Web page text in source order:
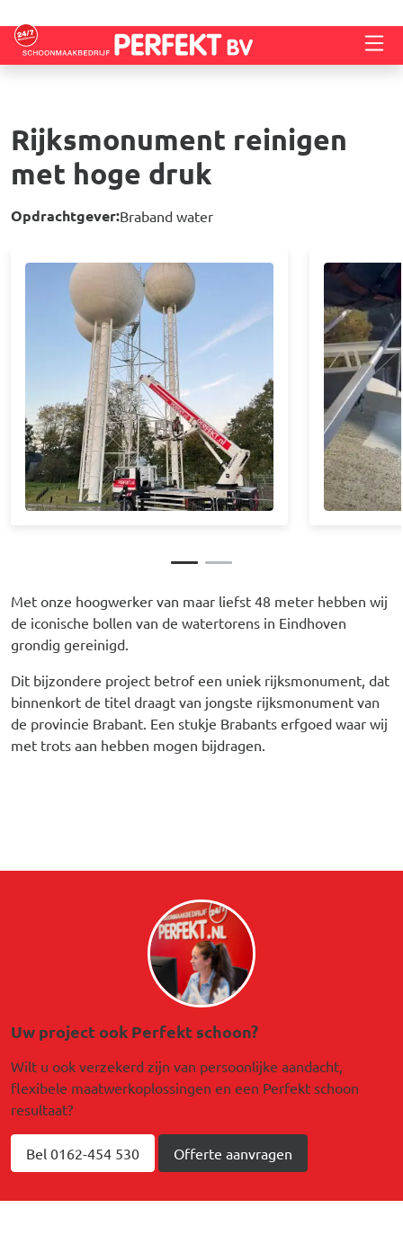
Rijksmonument reinigen
met hoge druk
Opdrachtgever:Braband water
Afbeelding Afbeelding
Met onze hoogwerker van maar liefst 48 meter hebben wij
de iconische bollen van de watertorens in Eindhoven
grondig gereinigd.
Dit bijzondere project betrof een uniek rijksmonument, dat
binnenkort de titel draagt van jongste rijksmonument van
de provincie Brabant. Een stukje Brabants erfgoed waar wij
met trots aan hebben mogen bijdragen.
Afbeelding
Uw project ook Perfekt schoon?
Wilt u ook verzekerd zijn van persoonlijke aandacht,
flexibele maatwerkoplossingen en een Perfekt schoon
resultaat?
Bel 0162-454 530 Offerte aanvragen